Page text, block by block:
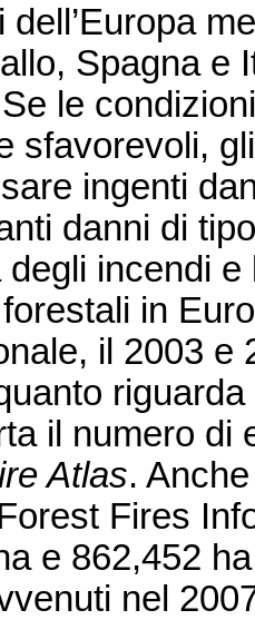
Spagna e
le
sfavorevoli,
ingenti
danni di
degli incendi
in
il 2003 e
il numero di
Atlas.
Fires
e 862,452
nel